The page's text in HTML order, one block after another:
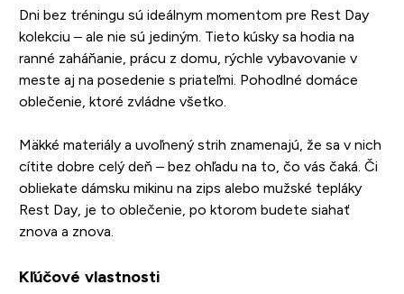
Dni bez tréningu sú ideálnym momentom pre Rest Day
kolekciu – ale nie sú jediným. Tieto kúsky sa hodia na
ranné zaháňanie, prácu z domu, rýchle vybavovanie v
meste aj na posedenie s priateľmi. Pohodlné domáce
oblečenie, ktoré zvládne všetko.
Mäkké materiály a uvoľnený strih znamenajú, že sa v nich
cítite dobre celý deň – bez ohľadu na to, čo vás čaká. Či
obliekate dámsku mikinu na zips alebo mužské tepláky
Rest Day, je to oblečenie, po ktorom budete siahať
znova a znova.
Kľúčové vlastnosti